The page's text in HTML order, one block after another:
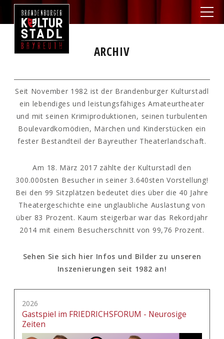
ARCHIV
Seit November 1982 ist der Brandenburger Kulturstadl
ein lebendiges und leistungsfähiges Amateurtheater
und mit seinen Krimiproduktionen, seinen turbulenten
Boulevardkomödien, Märchen und Kinderstücken ein
fester Bestandteil der Bayreuther Theaterlandschaft.
Am 18. März 2017 zählte der Kulturstadl den
300.000sten Besucher in seiner 3.640sten Vorstellung!
Bei den 99 Sitzplätzen bedeutet dies über die 40 Jahre
Theatergeschichte eine unglaubliche Auslastung von
über 83 Prozent. Kaum steigerbar war das Rekordjahr
2014 mit einem Besucherschnitt von 99,76 Prozent.
Sehen Sie sich hier Infos und Bilder zu unseren
Inszenierungen seit 1982 an!
2026
Gastspiel im FRIEDRICHSFORUM - Neurosige
Zeiten